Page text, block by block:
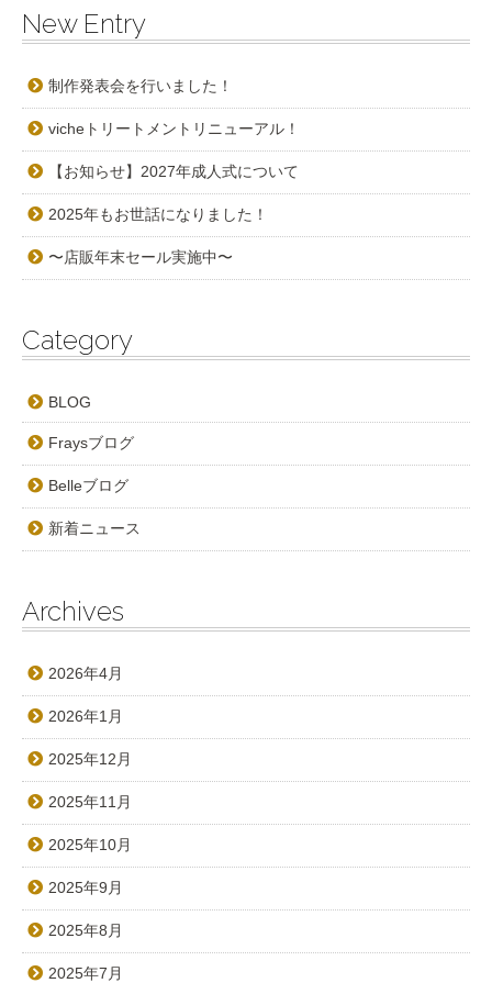
New Entry
制作発表会を行いました！
vicheトリートメントリニューアル！
【お知らせ】2027年成人式について
2025年もお世話になりました！
〜店販年末セール実施中〜
Category
BLOG
Fraysブログ
Belleブログ
新着ニュース
Archives
2026年4月
2026年1月
2025年12月
2025年11月
2025年10月
2025年9月
2025年8月
2025年7月